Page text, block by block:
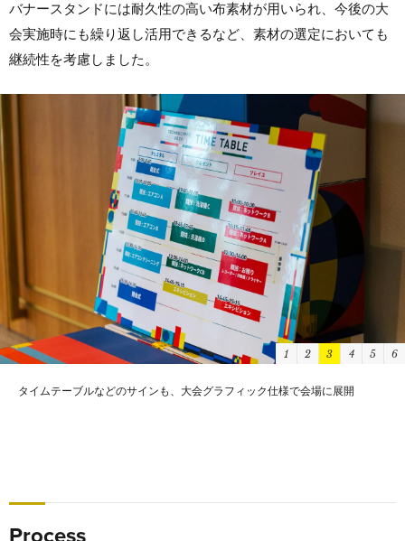
バナースタンドには耐久性の高い布素材が用いられ、今後の大
会実施時にも繰り返し活用できるなど、素材の選定においても
継続性を考慮しました。
タイムテーブルなどのサインも、大会グラフィック仕様で会場に展開
大会グラフィックを拡大すると、ロゴマークに込められた５つの「e」の意
1 2 3 4 5 6